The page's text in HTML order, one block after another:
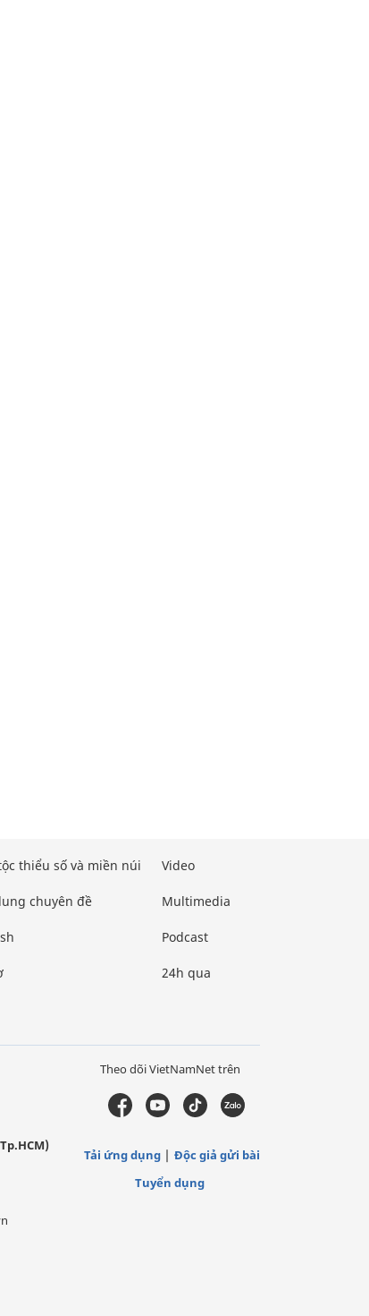
thiểu số và miền núi
chuyên đề
Video
Multimedia
Podcast
24h qua
Theo dõi VietNamNet trên
Tải ứng dụng
Độc giả gửi bài
Tuyển dụng